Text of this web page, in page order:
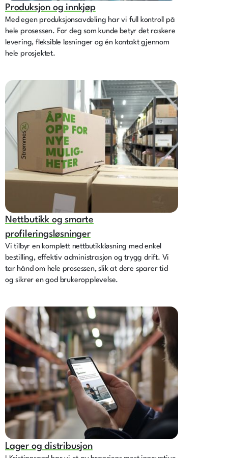
Produksjon og innkjøp
Med egen produksjonsavdeling har vi full kontroll på
hele prosessen. For deg som kunde betyr det raskere
levering, fleksible løsninger og én kontakt gjennom
hele prosjektet.
Nettbutikk og smarte
profileringsløsninger
Vi tilbyr en komplett nettbutikkløsning med enkel
bestilling, effektiv administrasjon og trygg drift. Vi
tar hånd om hele prosessen, slik at dere sparer tid
og sikrer en god brukeropplevelse.
Lager og distribusjon